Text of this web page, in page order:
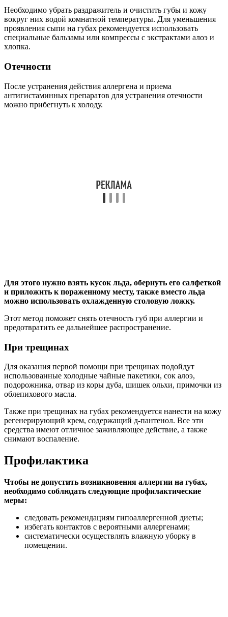
Необходимо убрать раздражитель и очистить губы и кожу
вокруг них водой комнатной температуры. Для уменьшения
проявления сыпи на губах рекомендуется использовать
специальные бальзамы или компрессы с экстрактами алоэ и
хлопка.
Отечности
После устранения действия аллергена и приема
антигистаминных препаратов для устранения отечности
можно прибегнуть к холоду.
Для этого нужно взять кусок льда, обернуть его салфеткой
и приложить к пораженному месту, также вместо льда
можно использовать охлажденную столовую ложку.
Этот метод поможет снять отечность губ при аллергии и
предотвратить ее дальнейшее распространение.
При трещинах
Для оказания первой помощи при трещинах подойдут
использованные холодные чайные пакетики, сок алоэ,
подорожника, отвар из коры дуба, шишек ольхи, примочки из
облепихового масла.
Также при трещинах на губах рекомендуется нанести на кожу
регенерирующий крем, содержащий д-пантенол. Все эти
средства имеют отличное заживляющее действие, а также
снимают воспаление.
Профилактика
Чтобы не допустить возникновения аллергии на губах,
необходимо соблюдать следующие профилактические
меры:
следовать рекомендациям гипоаллергенной диеты;
избегать контактов с вероятными аллергенами;
систематически осуществлять влажную уборку в
помещении.